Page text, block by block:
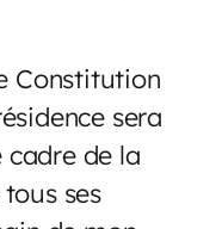
Constitution
sera
cadre de la
ses